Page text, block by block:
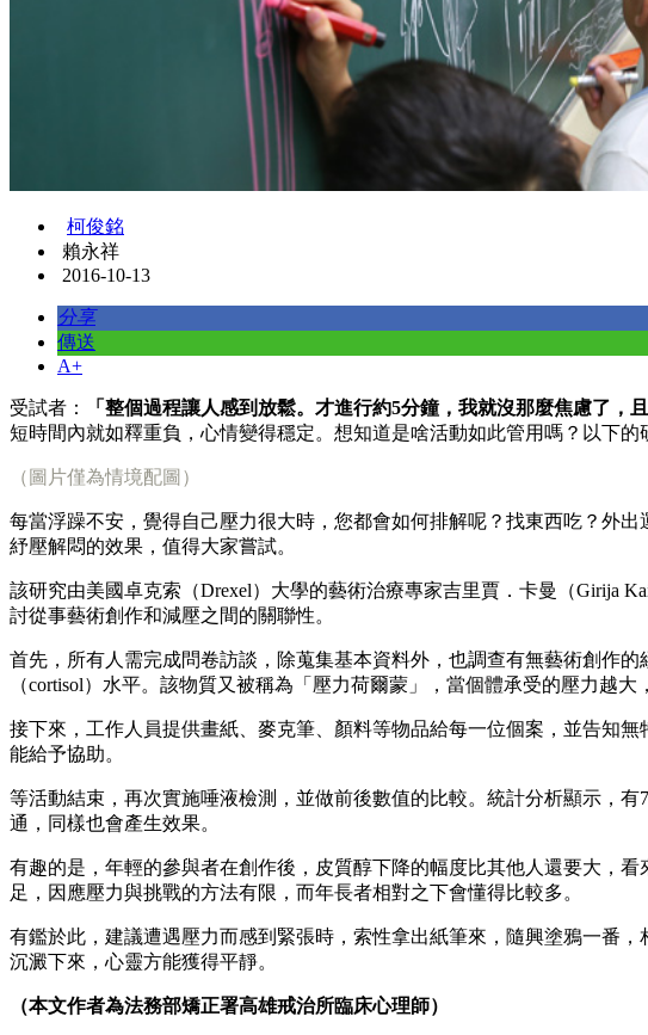
柯俊銘
賴永祥
2016-10-13
分享
傳送
A+
受試者： 「整個過程讓人感到放鬆。才進行約5分鐘，我就沒那麼焦慮了，
短時間內就如釋重負，心情變得穩定。想知道是啥活動如此管用嗎？以下的
（圖片僅為情境配圖）
每當浮躁不安，覺得自己壓力很大時，您都會如何排解呢？找東西吃？外
紓壓解悶的效果，值得大家嘗試。
該研究由美國卓克索（Drexel）大學的藝術治療專家吉里賈．卡曼（Girija
討從事藝術創作和減壓之間的關聯性。
首先，所有人需完成問卷訪談，除蒐集基本資料外，也調查有無藝術創作
（cortisol）水平。該物質又被稱為「壓力荷爾蒙」，當個體承受的壓力越
接下來，工作人員提供畫紙、麥克筆、顏料等物品給每一位個案，並告知
能給予協助。
等活動結束，再次實施唾液檢測，並做前後數值的比較。統計分析顯示，
通，同樣也會產生效果。
有趣的是，年輕的參與者在創作後，皮質醇下降的幅度比其他人還要大，
足，因應壓力與挑戰的方法有限，而年長者相對之下會懂得比較多。
有鑑於此，建議遭遇壓力而感到緊張時，索性拿出紙筆來，隨興塗鴉一番
沉澱下來，心靈方能獲得平靜。
（本文作者為法務部矯正署高雄戒治所臨床心理師）